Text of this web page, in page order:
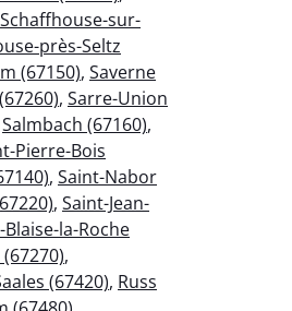
Schaffhouse-sur-
près-Seltz
(67150), Saverne
, Sarre-Union
Salmbach (67160),
Pierre-Bois
, Saint-Nabor
, Saint-Jean-
la-Roche
,
(67420), Russ